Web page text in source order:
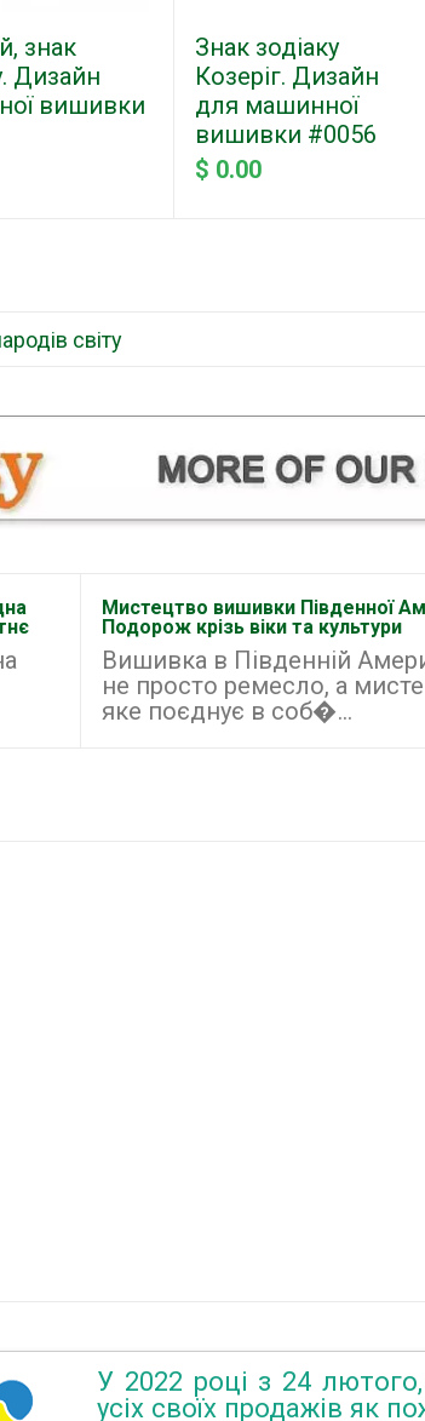
знак
Дизайн
вишивки
Знак зодіаку
Козеріг. Дизайн
для машинної
вишивки #0056
$ 0.00
світу
Мистецтво вишивки Південної
Подорож крізь віки та культури
Вишивка в Південній
не просто ремесло, а
яке поєднує в соб�...
У 2022 році з 24
усіх своїх продажів як